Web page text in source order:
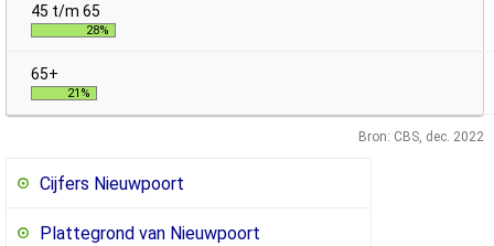
28%
21%
Bron: CBS, dec. 2022
Cijfers Nieuwpoort
Plattegrond van Nieuwpoort